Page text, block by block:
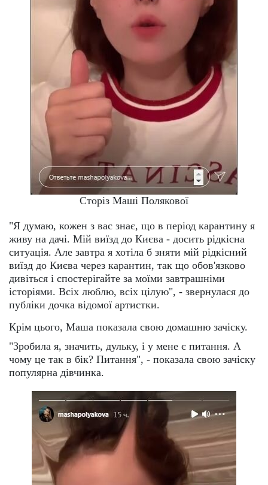
Сторіз Маші Полякової
"Я думаю, кожен з вас знає, що в період карантину я
живу на дачі. Мій виїзд до Києва - досить рідкісна
ситуація. Але завтра я хотіла б зняти мій рідкісний
виїзд до Києва через карантин, так що обов'язково
дивіться і спостерігайте за моїми завтрашніми
історіями. Всіх люблю, всіх цілую", - звернулася до
публіки дочка відомої артистки.
Крім цього, Маша показала свою домашню зачіску.
"Зробила я, значить, дульку, і у мене є питання. А
чому це так в бік? Питання", - показала свою зачіску
популярна дівчинка.